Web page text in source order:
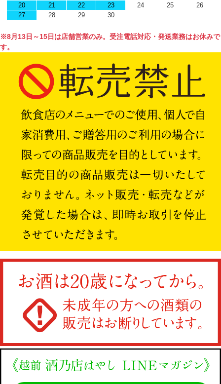
20
21 22 23 24 25
26
27
28 29 30
※8月13日～15日は店舗営業のみ。受注電話対応・発送業務はお休みで
す。